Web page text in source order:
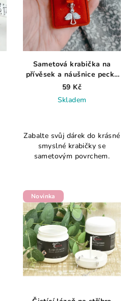
Sametová krabička na
přívěsek a náušnice pecky
rudá
59 Kč
Skladem
Zabalte svůj dárek do krásné
smyslné krabičky se
sametovým povrchem.
Novinka